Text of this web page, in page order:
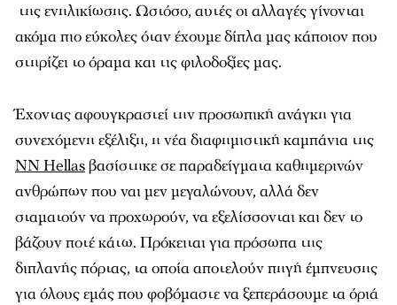
της ενηλικίωσης. Ωστόσο, αυτές οι αλλαγές γίνονται
ακόμα πιο εύκολες όταν έχουμε δίπλα μας κάποιον που
στηρίζει το όραμα και τις φιλοδοξίες μας.
Έχοντας αφουγκραστεί την προσωπική ανάγκη για
συνεχόμενη εξέλιξη, η νέα διαφημιστική καμπάνια της
NN Hellasβασίστηκε σε παραδείγματα καθημερινών
ανθρώπων που ναι μεν μεγαλώνουν, αλλά δεν
σταματούν να προχωρούν, να εξελίσσονται και δεν το
βάζουν ποτέ κάτω. Πρόκειται για πρόσωπα της
διπλανής πόρτας, τα οποία αποτελούν πηγή έμπνευσης
για όλους εμάς που φοβόμαστε να ξεπεράσουμε τα όριά